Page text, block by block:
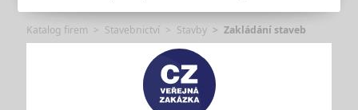
Katalog firem Stavebnictví Stavby Zakládání staveb